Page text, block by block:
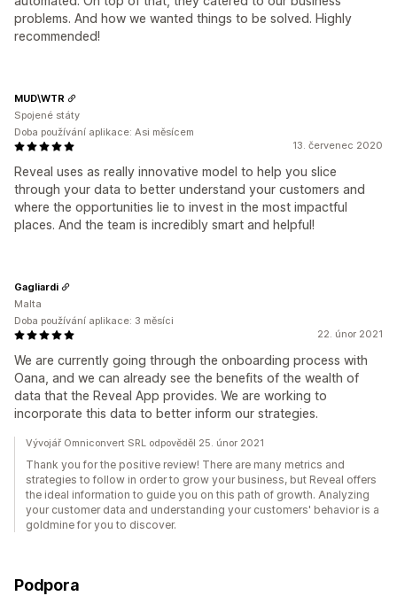
problems. And how we wanted things to be solved. Highly
recommended!
13. červenec 2020
Reveal uses as really innovative model to help you slice
through your data to better understand your customers and
where the opportunities lie to invest in the most impactful
places. And the team is incredibly smart and helpful!
MUD\WTR
Spojené státy
Doba používání aplikace: Asi měsícem
22. únor 2021
We are currently going through the onboarding process with
Oana, and we can already see the benefits of the wealth of
data that the Reveal App provides. We are working to
incorporate this data to better inform our strategies.
Gagliardi
Malta
Doba používání aplikace: 3 měsíci
Vývojář Omniconvert SRL odpověděl 25. únor 2021
Thank you for the positive review! There are many metrics and
strategies to follow in order to grow your business, but Reveal offers
the ideal information to guide you on this path of growth. Analyzing
your customer data and understanding your customers' behavior is a
goldmine for you to discover.
Podpora